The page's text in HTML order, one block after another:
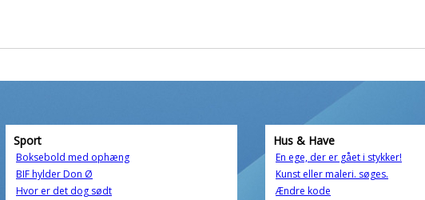
Sport
Boksebold med ophæng
BIF hylder Don Ø
Hvor er det dog sødt
Hus & Have
En ege, der er gået i stykker!
Kunst eller maleri. søges.
Ændre kode